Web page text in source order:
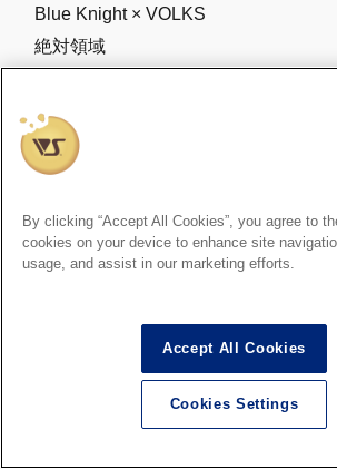
Blue Knight × VOLKS
絶対領域
SWS
海外ミニチュア
その他商品紹介
用品用材・工具紹介
Vallejo 海外メーカー塗料
その他商品紹介
ブロッカーズイベント
By clicking “Accept All Cookies”, you agree to
cookies on your device to enhance site
usage, and assist in our marketing efforts.
Accept All Cookies
Cookies Settings